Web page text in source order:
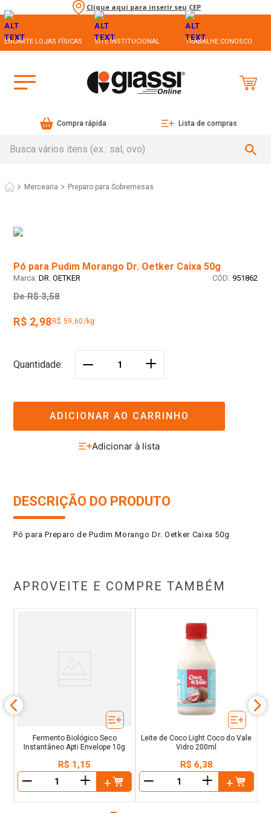
Clique aqui para inserir seu CEP
ENCARTE LOJAS FÍSICAS SITE INSTITUCIONAL TRABALHE CONOSCO
Compra rápida Lista de compras
Mercearia Preparo para Sobremesas
Pó para Pudim Morango Dr. Oetker Caixa 50g
DR. OETKER : 951862
De R$ 3,58
R$ 2,98 R$ 59,60/kg
Quantidade ＋
ADICIONAR AO CARRINHO
DESCRIÇÃO DO PRODUTO
Pó para Preparo de Pudim Morango Dr. Oetker Caixa 50g
APROVEITE E COMPRE TAMBÉM
Fermento Biológico Seco
Instantâneo Apti Envelope 10g
R$ 1,15
＋
Leite de Coco Light Coco do Vale
Vidro 200ml
R$ 6,38
＋